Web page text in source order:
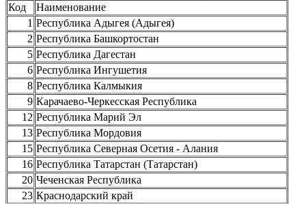
Код
Наименование
1 Республика Адыгея (Адыгея)
2 Республика Башкортостан
5 Республика Дагестан
6 Республика Ингушетия
8 Республика Калмыкия
9 Карачаево-Черкесская Республика
12 Республика Марий Эл
13 Республика Мордовия
15 Республика Северная Осетия - Алания
16 Республика Татарстан (Татарстан)
20 Чеченская Республика
23 Краснодарский край